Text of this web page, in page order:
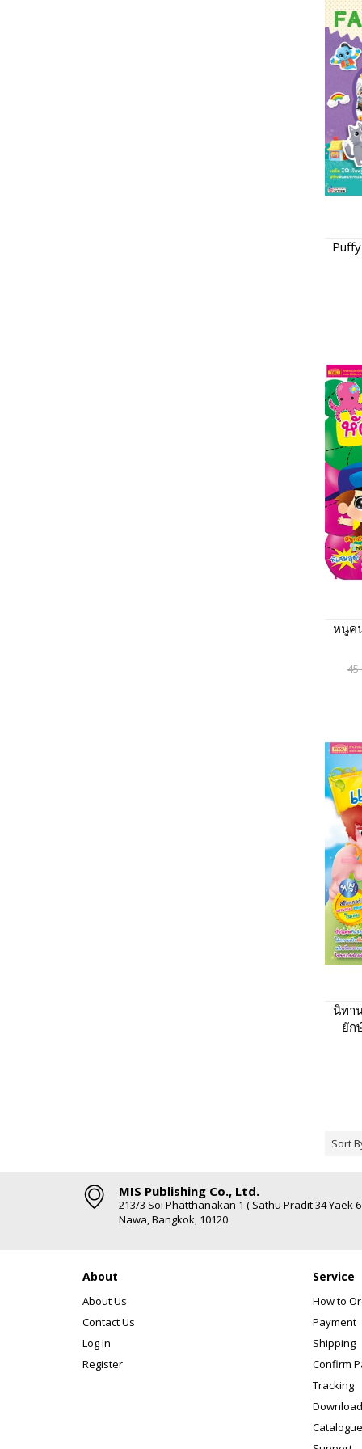
หนูค
นิทา
ยัก
Sort
MIS Publishing Co., Ltd.
213/3 Soi Phatthanakan 1 ( Sathu Pradit 34 Yaek
Nawa, Bangkok, 10120
About
About Us
Contact Us
Log In
Register
Service
How to
Payment
Shipping
Confirm
Tracking